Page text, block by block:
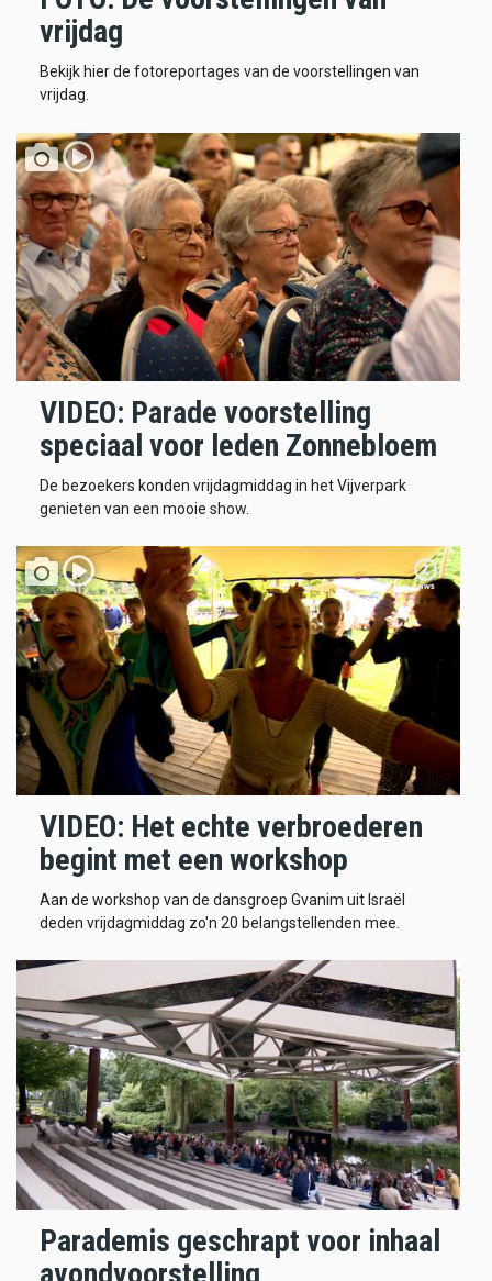
vrijdag
Bekijk hier de fotoreportages van de voorstellingen van
vrijdag.
VIDEO: Parade voorstelling
speciaal voor leden Zonnebloem
De bezoekers konden vrijdagmiddag in het Vijverpark
genieten van een mooie show.
VIDEO: Het echte verbroederen
begint met een workshop
Aan de workshop van de dansgroep Gvanim uit Israël
deden vrijdagmiddag zo'n 20 belangstellenden mee.
Parademis geschrapt voor inhaal
avondvoorstelling